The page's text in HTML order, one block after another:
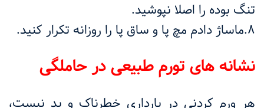
تنگ بوده را اصلا نپوشید.
8.ماساژ دادم مچ پا و ساق پا را روزانه تکرار کنید.
نشانه های تورم طبیعی در حاملگی
هر ورم کردنی در بارداری خطرناک و بد نیست،